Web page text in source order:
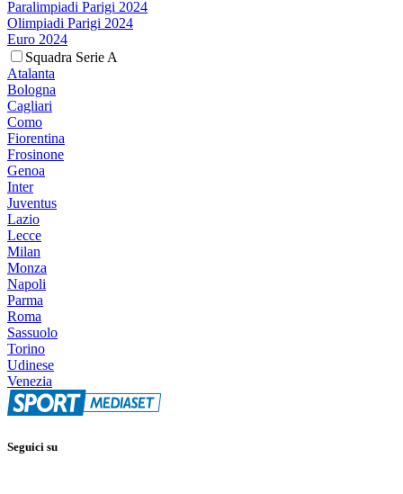
Paralimpiadi Parigi 2024
Olimpiadi Parigi 2024
Euro 2024
Squadra Serie A
Atalanta
Bologna
Cagliari
Como
Fiorentina
Frosinone
Genoa
Inter
Juventus
Lazio
Lecce
Milan
Monza
Napoli
Parma
Roma
Sassuolo
Torino
Udinese
Venezia
Seguici su